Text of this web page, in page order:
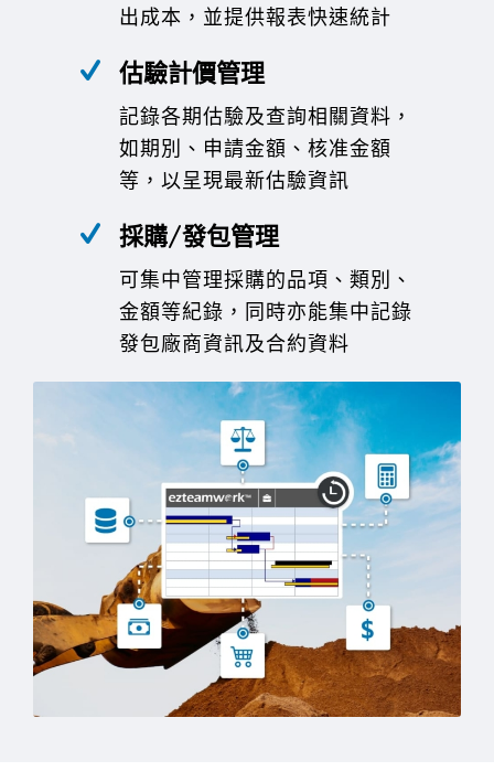
出成本，並提供報表快速統計
估驗計價管理
記錄各期估驗及查詢相關資料，
如期別、申請金額、核准金額
等，以呈現最新估驗資訊
採購/發包管理
可集中管理採購的品項、類別、
金額等紀錄，同時亦能集中記錄
發包廠商資訊及合約資料